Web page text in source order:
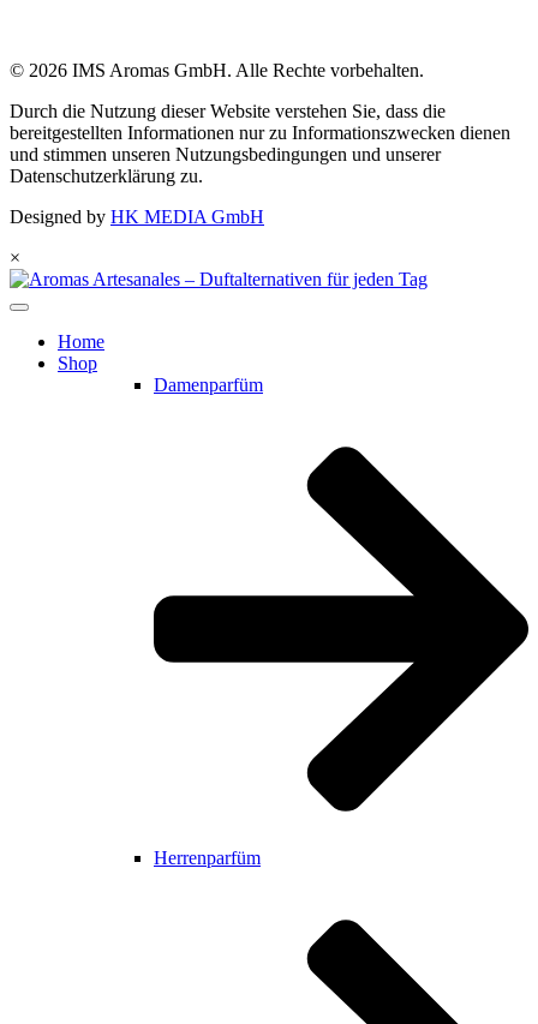
© 2026 IMS Aromas GmbH. Alle Rechte vorbehalten.
Durch die Nutzung dieser Website verstehen Sie, dass die
bereitgestellten Informationen nur zu Informationszwecken dienen
und stimmen unseren Nutzungsbedingungen und unserer
Datenschutzerklärung zu.
Designed by HK MEDIA GmbH
×
Home
Shop
Damenparfüm
Herrenparfüm